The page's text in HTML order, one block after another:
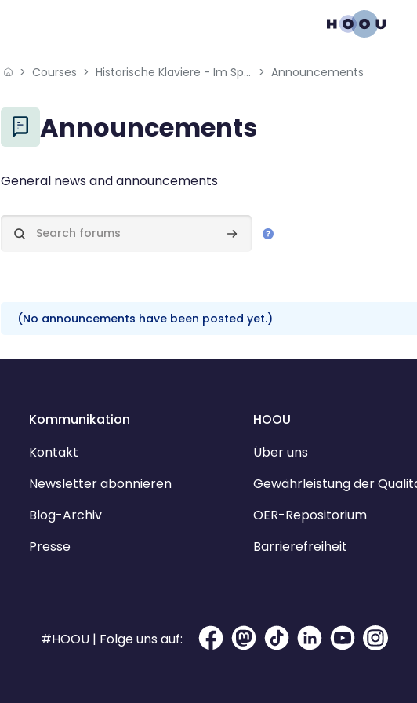
Courses Historische Klaviere - Im Spannungsfeld zwischen Instrumentenbau und Interpretationsgewohnheiten Announcements
BlocksAnnouncements
Blocks
Completion requirements
General news and announcements
Search forums Search forums
(No announcements have been posted yet.)
Kommunikation
Kontakt
Newsletter abonnieren
Blog-Archiv
Presse
HOOU
Über uns
Gewährleistung der
OER-Repositorium
Barrierefreiheit
#HOOU | Folge uns auf: